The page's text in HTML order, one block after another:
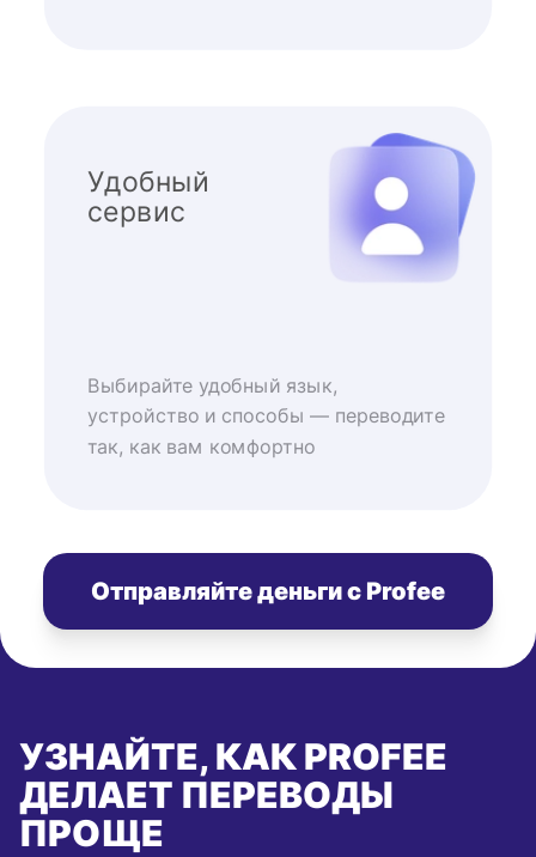
Удобный
сервис
Выбирайте удобный язык,
устройство и способы — переводите
так, как вам комфортно
Отправляйте деньги с Profee
УЗНАЙТЕ, КАК PROFEE
ДЕЛАЕТ ПЕРЕВОДЫ
ПРОЩЕ